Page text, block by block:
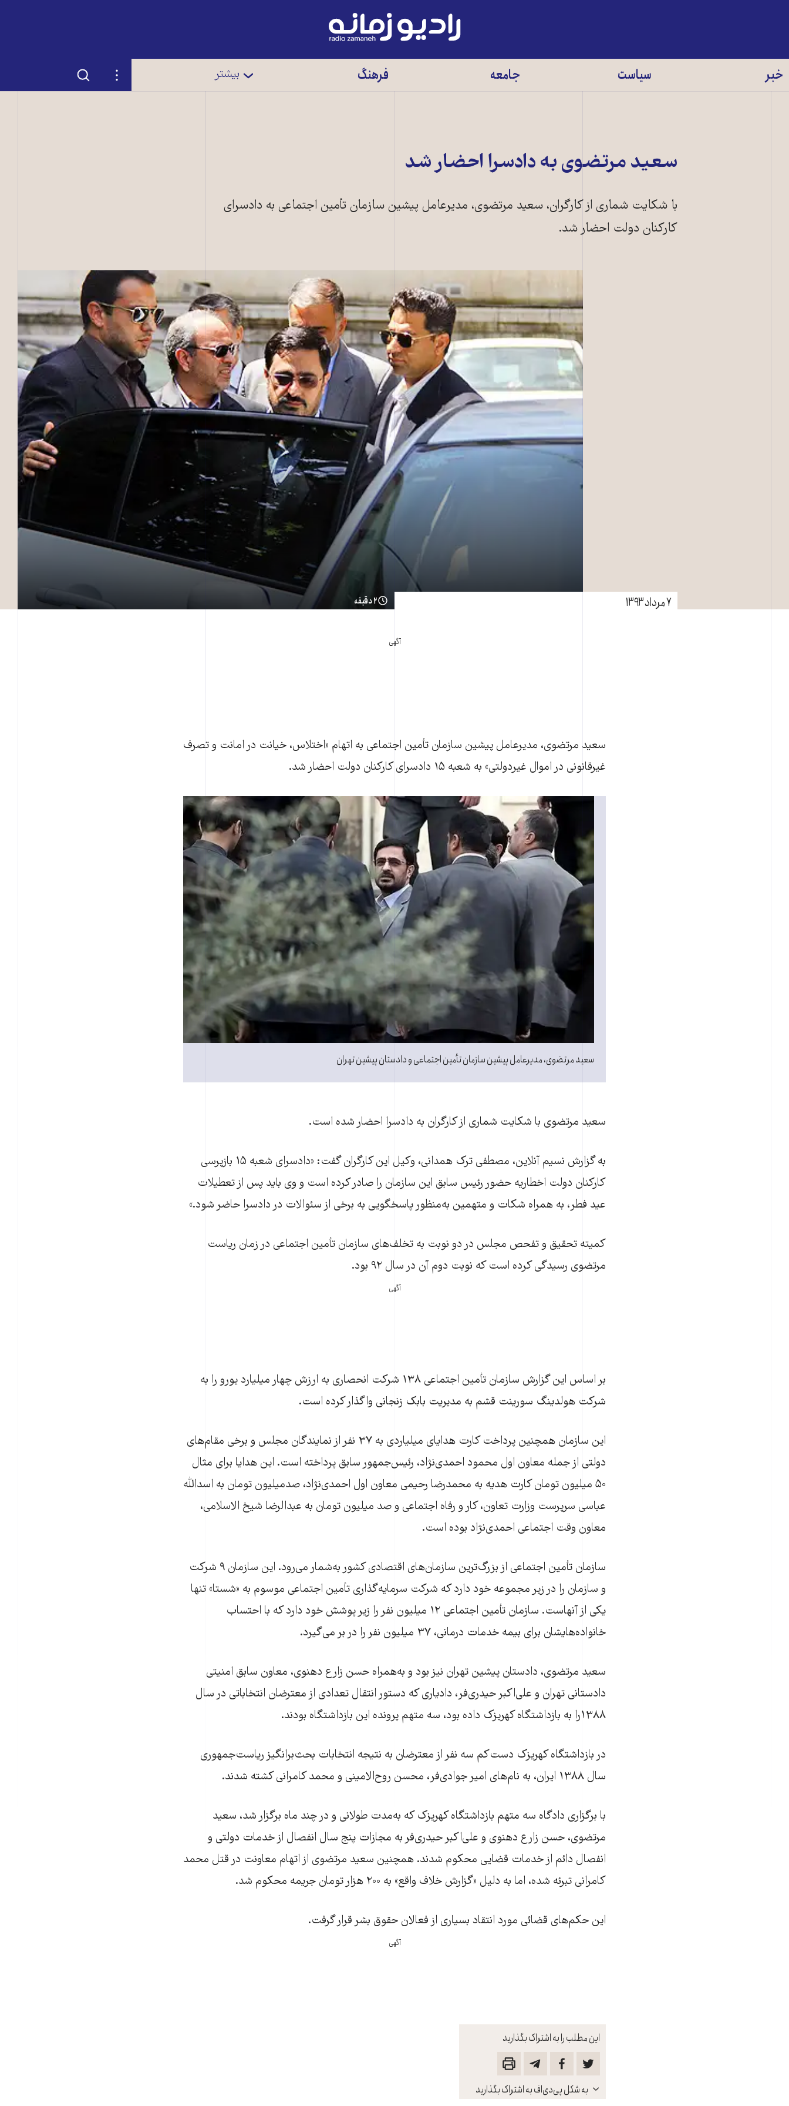
رادیو
زمانه
خبر سیاست جامعه فرهنگ بیشتر تنظیمات جستجو
سعيد مرتضوی به دادسرا احضار شد
با شکایت شماری از کارگران، سعيد مرتضوی، مديرعامل پيشين سازمان تأمين اجتماعی به دادسرای
کارکنان دولت احضار شد.
۷ مرداد ۱۳۹۳ ۲ دقیقه
آگهی
این مطلب را به اشتراک بگذارید
باز
کنید
به شکل پی‌دی‌اف به اشتراک بگذارید
سعيد مرتضوی، مديرعامل پيشين سازمان تأمين اجتماعی به اتهام «اختلاس، خيانت در امانت و تصرف
غيرقانونی در اموال غيردولتی» به شعبه ۱۵ دادسرای کارکنان دولت احضار شد.
سعيد مرتضوی، مديرعامل پيشين سازمان تأمين اجتماعی و دادستان پیشین تهران
سعيد مرتضوی با شکايت شماری از کارگران به دادسرا احضار شده است.
به گزارش نسيم آنلاين، مصطفی ترک همدانی، وکيل اين کارگران گفت: «دادسرای شعبه ۱۵ بازپرسی
کارکنان دولت اخطاريه حضور رئيس سابق اين سازمان را صادر کرده است و وی بايد پس از تعطيلات
عيد فطر، به همراه شکات و متهمين به‌منظور پاسخگويی به برخی از سئوالات در دادسرا حاضر شود.»
کميته تحقيق و تفحص مجلس در دو نوبت به تخلف‌های سازمان تأمين اجتماعی در زمان رياست
مرتضوی رسيدگی کرده است که نوبت دوم آن در سال ۹۲ بود.
آگهی
بر اساس اين گزارش سازمان تأمين اجتماعی ۱۳۸ شرکت انحصاری به ارزش چهار ميليارد يورو را به
شرکت هولدينگ سورينت قشم به مديريت بابک زنجانی واگذار کرده است.
اين سازمان همچنين پرداخت کارت هدايای ميلياردی به ۳۷ نفر از نمايندگان مجلس و برخی مقام‌های
دولتی از جمله معاون اول محمود احمدی‌نژاد، رئيس‌جمهور سابق پرداخته است. اين هدايا برای مثال
۵۰ ميليون تومان کارت هديه به محمدرضا رحيمی معاون اول احمدی‌نژاد، صدميليون تومان به اسدالله
عباسی سرپرست وزارت تعاون، کار و رفاه اجتماعی و صد ميليون تومان به عبدالرضا شيخ الاسلامی،
معاون وقت اجتماعی احمدی‌نژاد بوده است.
سازمان تأمين اجتماعی از بزرگ‌ترين سازمان‌های اقتصادی کشور به‌شمار می‌رود. اين سازمان ۹ شرکت
و سازمان را در زير مجموعه خود دارد که شرکت سرمايه‌گذاری تأمين اجتماعی موسوم به «شستا» تنها
يکی از آنهاست. سازمان تأمين اجتماعی ۱۲ ميليون نفر را زير پوشش خود دارد که با احتساب
خانواده‌هايشان برای بيمه خدمات درمانی، ۳۷ ميليون نفر را در بر می‌گيرد.
سعید مرتضوی، دادستان پیشین تهران نیز بود و به‌همراه حسن زارع دهنوی، معاون سابق امنیتی
دادستانی تهران و علی‌اکبر حیدری‌فر، دادیاری که دستور انتقال تعدادی از معترضان انتخاباتی در سال
۱۳۸۸را به بازداشتگاه کهریزک داده بود، سه متهم پرونده این بازداشتگاه بودند.
در بازداشتگاه کهریزک دست‌کم سه نفر از معترضان به نتیجه انتخابات بحث‌برانگیز ریاست‌جمهوری
سال ۱۳۸۸ ایران، به‌ نام‌های امیر جوادی‌فر، محسن روح‌الامینی و محمد کامرانی کشته شدند.
با برگزاری دادگاه سه متهم بازداشتگاه کهریزک که به‌مدت طولانی و در چند ماه برگزار شد، سعید
مرتضوی، حسن زارع دهنوی و علی‌اکبر حیدری‌فر به مجازات پنج سال انفصال از خدمات دولتی و
انفصال دائم از خدمات قضایی محکوم شدند. همچنین سعید مرتضوی از اتهام معاونت در قتل محمد
کامرانی تبرئه شده، اما به‌ دلیل «گزارش خلاف واقع» به ۲۰۰ هزار تومان جریمه محکوم شد.
این حکم‌های قضائی مورد انتقاد بسیاری از فعالان حقوق بشر قرار گرفت.
آگهی